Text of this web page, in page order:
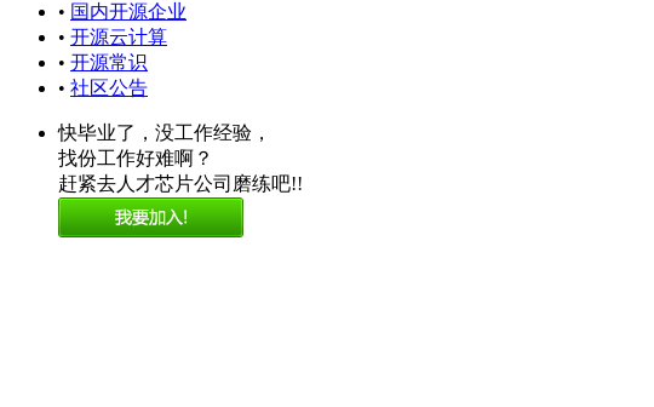
• 国内开源企业
• 开源云计算
• 开源常识
• 社区公告
快毕业了，没工作经验，
找份工作好难啊？
赶紧去人才芯片公司磨练吧!!